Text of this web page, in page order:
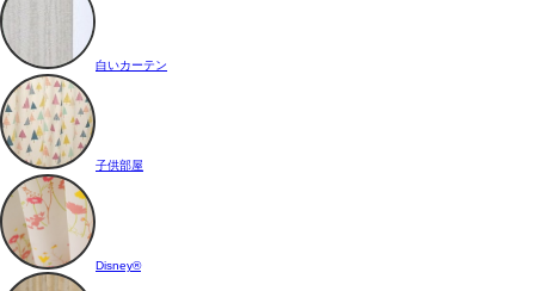
白いカーテン
子供部屋
Disney®